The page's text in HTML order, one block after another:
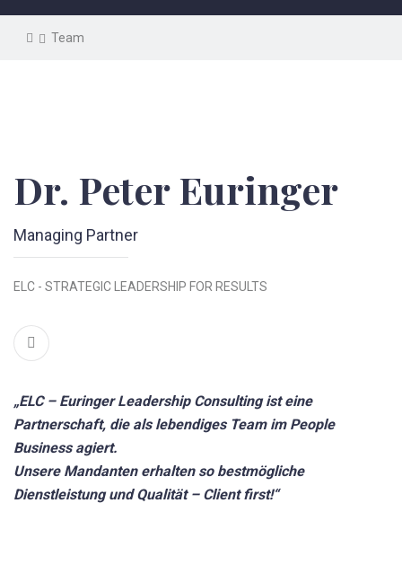
Team
Dr. Peter Euringer
Managing Partner
ELC - STRATEGIC LEADERSHIP FOR RESULTS
„ELC – Euringer Leadership Consulting ist eine
Partnerschaft, die als lebendiges Team im People
Business agiert.
Unsere Mandanten erhalten so bestmögliche
Dienstleistung und Qualität – Client first!“